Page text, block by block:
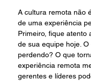
A cultura remota não
de uma experiência
Primeiro, fique atento
de sua equipe hoje.
perdendo? O que
experiência remota
gerentes e líderes